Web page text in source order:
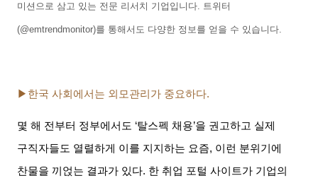
미션으로 삼고 있는 전문 리서치 기업입니다. 트위터
(@emtrendmonitor)를 통해서도 다양한 정보를 얻을 수 있습니다.
▶한국 사회에서는 외모관리가 중요하다.
몇 해 전부터 정부에서도 ‘탈스펙 채용’을 권고하고 실제
구직자들도 열렬하게 이를 지지하는 요즘, 이런 분위기에
찬물을 끼얹는 결과가 있다. 한 취업 포털 사이트가 기업의